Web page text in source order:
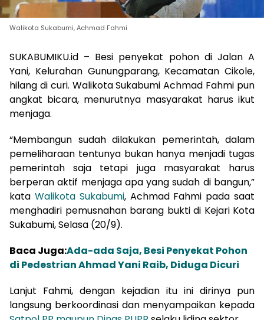
Walikota Sukabumi, Achmad Fahmi
SUKABUMIKU.id – Besi penyekat pohon di Jalan A
Yani, Kelurahan Gunungparang, Kecamatan Cikole,
hilang di curi. Walikota Sukabumi Achmad Fahmi pun
angkat bicara, menurutnya masyarakat harus ikut
menjaga.
“Membangun sudah dilakukan pemerintah, dalam
pemeliharaan tentunya bukan hanya menjadi tugas
pemerintah saja tetapi juga masyarakat harus
berperan aktif menjaga apa yang sudah di bangun,”
kata Walikota Sukabumi, Achmad Fahmi pada saat
menghadiri pemusnahan barang bukti di Kejari Kota
Sukabumi, Selasa (20/9).
Baca Juga:Ada-ada Saja, Besi Penyekat Pohon
di Pedestrian Ahmad Yani Raib, Diduga Dicuri
Lanjut Fahmi, dengan kejadian itu ini dirinya pun
langsung berkoordinasi dan menyampaikan kepada